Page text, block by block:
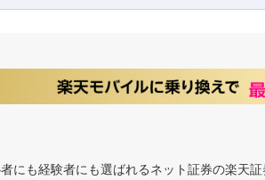
にも経験者にも選ばれるネット証券の楽天